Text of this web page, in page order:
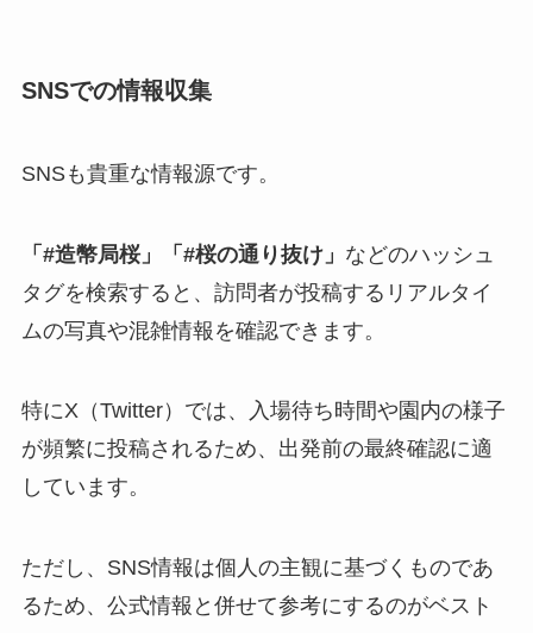
SNSでの情報収集
SNSも貴重な情報源です。
「#造幣局桜」「#桜の通り抜け」 などのハッシュ
タグを検索すると、訪問者が投稿するリアルタイ
ムの写真や混雑情報を確認できます。
特にX（Twitter）では、入場待ち時間や園内の様子
が頻繁に投稿されるため、出発前の最終確認に適
しています。
ただし、SNS情報は個人の主観に基づくものであ
るため、公式情報と併せて参考にするのがベスト